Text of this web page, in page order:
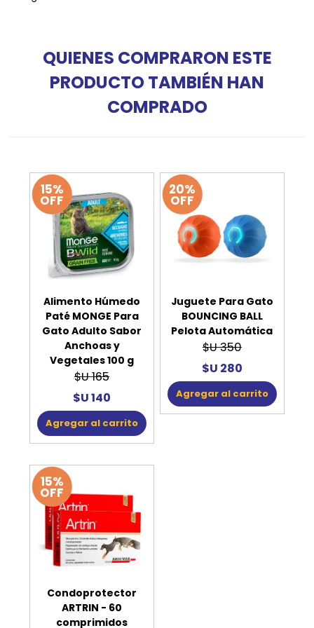
QUIENES COMPRARON ESTE
PRODUCTO TAMBIÉN HAN
COMPRADO
15%
OFF
Alimento Húmedo
Paté MONGE Para
Gato Adulto Sabor
Anchoas y
Vegetales 100 g
$U 165
$U 140
Agregar al carrito
20%
OFF
Juguete Para Gato
BOUNCING BALL
Pelota Automática
$U 350
$U 280
Agregar al carrito
15%
OFF
Condoprotector
ARTRIN - 60
comprimidos